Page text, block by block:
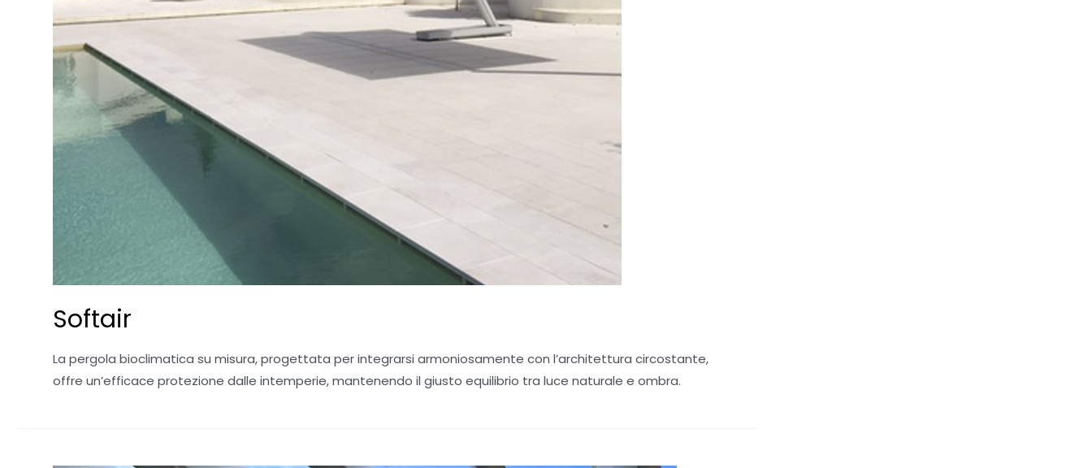
Softair
La pergola bioclimatica su misura, progettata per integrarsi armoniosamente con l’architettura circostante,
offre un’efficace protezione dalle intemperie, mantenendo il giusto equilibrio tra luce naturale e ombra.